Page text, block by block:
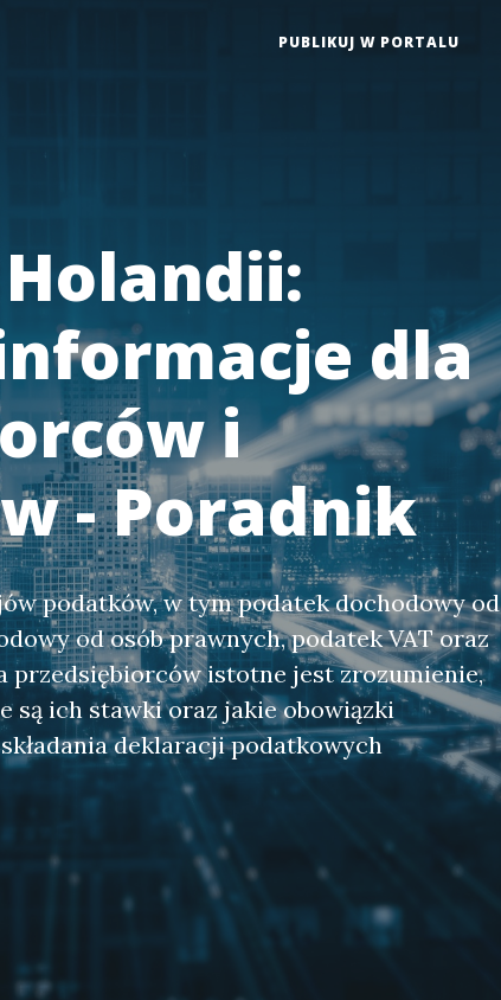
PUBLIKUJ W PORTALU
dla
i
- Poradnik
podatków, w tym podatek dochodowy od
od osób prawnych, podatek VAT oraz
przedsiębiorców istotne jest zrozumienie,
są ich stawki oraz jakie obowiązki
deklaracji podatkowych